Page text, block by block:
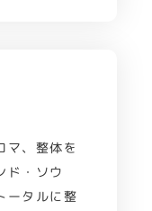
マ、整体を
ド・ソウ
ータルに整